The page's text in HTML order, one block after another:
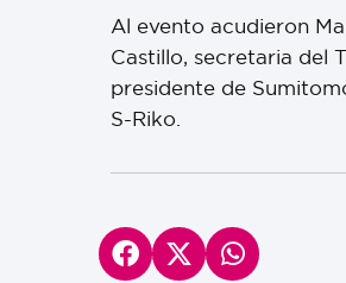
Al evento acudieron
Castillo, secretaria del
presidente de
S-Riko.